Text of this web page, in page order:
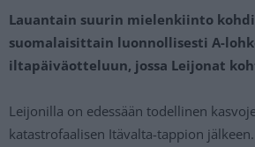
Lauantain suurin mielenkiinto
suomalaisittain luonnollisesti A-
iltapäiväotteluun, jossa Leijonat
Leijonilla on edessään todellinen
katastrofaalisen Itävalta-tappion